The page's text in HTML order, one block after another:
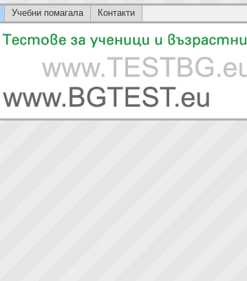
Учебни помагала Контакти